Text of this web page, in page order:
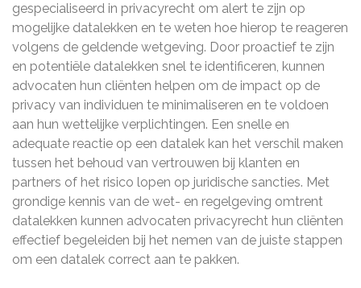
gespecialiseerd in privacyrecht om alert te zijn op
mogelijke datalekken en te weten hoe hierop te reageren
volgens de geldende wetgeving. Door proactief te zijn
en potentiële datalekken snel te identificeren, kunnen
advocaten hun cliënten helpen om de impact op de
privacy van individuen te minimaliseren en te voldoen
aan hun wettelijke verplichtingen. Een snelle en
adequate reactie op een datalek kan het verschil maken
tussen het behoud van vertrouwen bij klanten en
partners of het risico lopen op juridische sancties. Met
grondige kennis van de wet- en regelgeving omtrent
datalekken kunnen advocaten privacyrecht hun cliënten
effectief begeleiden bij het nemen van de juiste stappen
om een datalek correct aan te pakken.